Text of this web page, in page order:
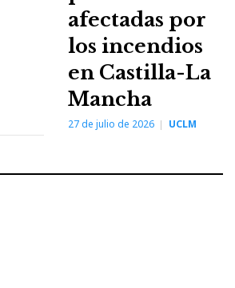
afectadas por
los incendios
en Castilla-La
Mancha
27 de julio de 2026 UCLM